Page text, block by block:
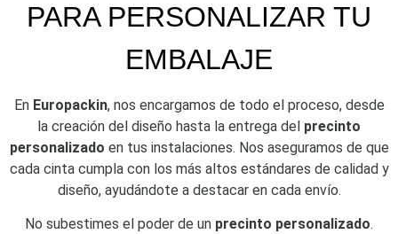
PARA PERSONALIZAR TU
EMBALAJE
En Europackin, nos encargamos de todo el proceso, desde
la creación del diseño hasta la entrega del precinto
personalizado en tus instalaciones. Nos aseguramos de que
cada cinta cumpla con los más altos estándares de calidad y
diseño, ayudándote a destacar en cada envío.
No subestimes el poder de un precinto personalizado.